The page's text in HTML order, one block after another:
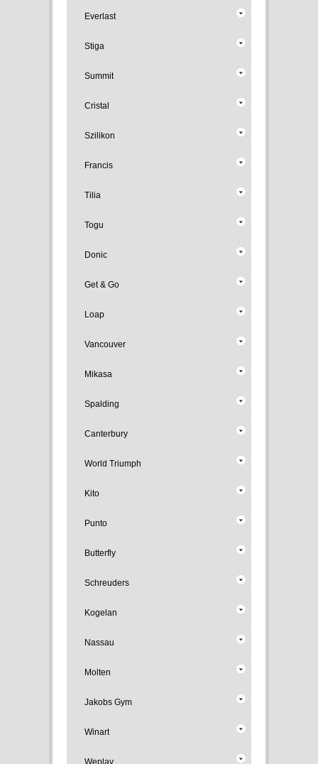
Everlast
Stiga
Summit
Cristal
Szilikon
Francis
Tilia
Togu
Donic
Get & Go
Loap
Vancouver
Mikasa
Spalding
Canterbury
World Triumph
Kito
Punto
Butterfly
Schreuders
Kogelan
Nassau
Molten
Jakobs Gym
Winart
Weplay